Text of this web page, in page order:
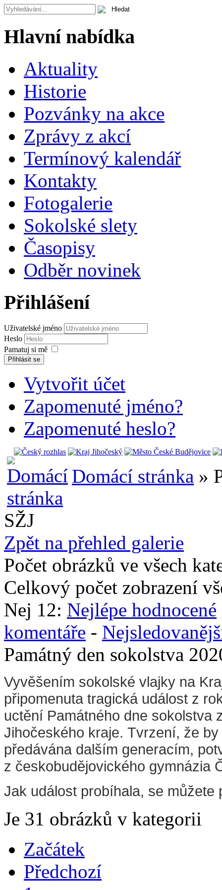
Hlavní nabídka
Aktuality
Historie
Pozvánky na akce
Zprávy z akcí
Termínový kalendář
Kontakty
Fotogalerie
Sokolské slety
Časopisy
Odběr novinek
Přihlášení
Uživatelské jméno
Heslo
Pamatuj si mě
Přihlásit se
Vytvořit účet
Zapomenuté jméno?
Zapomenuté heslo?
Domácí stránka »
SŽJ
Zpět na přehled galerie
Počet obrázků ve všech
Celkový počet zobrazení
Nej 12: Nejlépe hodnocené
komentáře -
Památný den sokolstva
Vyvěšením sokolské vlajky na
připomenuta tragická událost z
uctění Památného dne sokolstva
Jihočeského kraje. Tvrzení, že
předávána dalším generacím,
z českobudějovického gymnázia
Jak událost probíhala, se
Je 31 obrázků v kategorii
Začátek
Předchozí